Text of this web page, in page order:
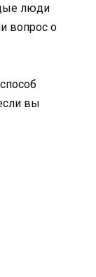
люди
вопрос о
вы